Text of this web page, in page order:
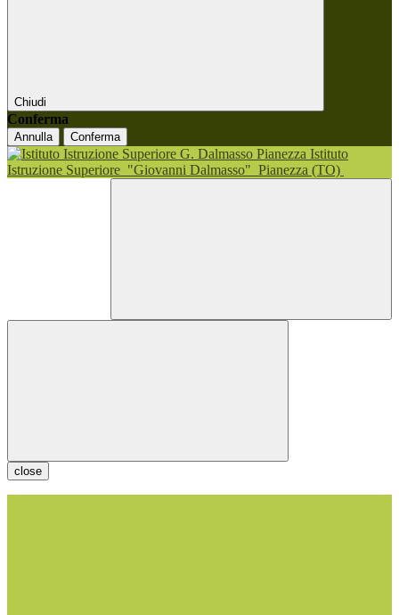
Chiudi
Conferma
Annulla Conferma
Istituto
Istruzione Superiore "Giovanni Dalmasso" Pianezza (TO)
close